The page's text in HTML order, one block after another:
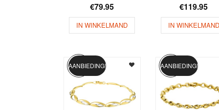
€79.95
IN WINKELMAND
€119.95
IN WINKELMAND
AANBIEDING! AANBIEDING!